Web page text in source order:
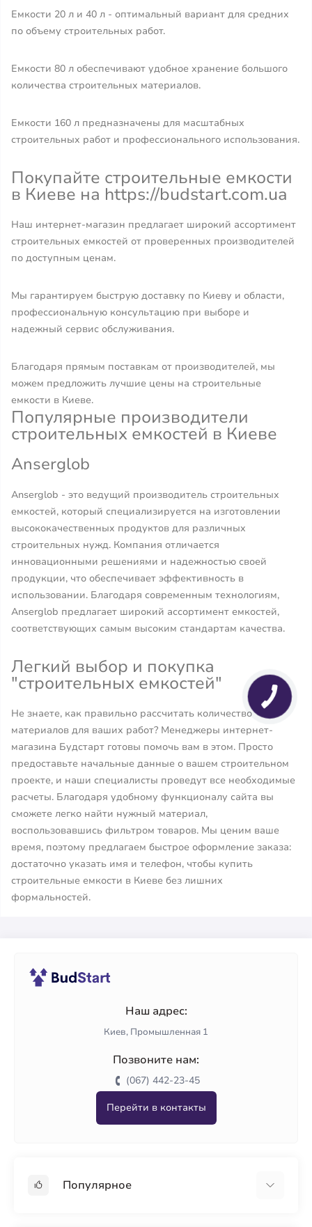
Емкости 20 л и 40 л - оптимальный вариант для средних
по объему строительных работ.
Емкости 80 л обеспечивают удобное хранение большого
количества строительных материалов.
Емкости 160 л предназначены для масштабных
строительных работ и профессионального использования.
Покупайте строительные емкости
в Киеве на https://budstart.com.ua
Наш интернет-магазин предлагает широкий ассортимент
строительных емкостей от проверенных производителей
по доступным ценам.
Мы гарантируем быструю доставку по Киеву и области,
профессиональную консультацию при выборе и
надежный сервис обслуживания.
Благодаря прямым поставкам от производителей, мы
можем предложить лучшие цены на строительные
емкости в Киеве.
Популярные производители
строительных емкостей в Киеве
Anserglob
Anserglob - это ведущий производитель строительных
емкостей, который специализируется на изготовлении
высококачественных продуктов для различных
строительных нужд. Компания отличается
инновационными решениями и надежностью своей
продукции, что обеспечивает эффективность в
использовании. Благодаря современным технологиям,
Anserglob предлагает широкий ассортимент емкостей,
соответствующих самым высоким стандартам качества.
Легкий выбор и покупка
"строительных емкостей"
Не знаете, как правильно рассчитать количество
материалов для ваших работ? Менеджеры интернет-
магазина Будстарт готовы помочь вам в этом. Просто
предоставьте начальные данные о вашем строительном
проекте, и наши специалисты проведут все необходимые
расчеты. Благодаря удобному функционалу сайта вы
сможете легко найти нужный материал,
воспользовавшись фильтром товаров. Мы ценим ваше
время, поэтому предлагаем быстрое оформление заказа:
достаточно указать имя и телефон, чтобы купить
строительные емкости в Киеве без лишних
формальностей.
Наш адрес:
Киев, Промышленная 1
Позвоните нам:
(067) 442-23-45
Перейти в контакты
Популярное